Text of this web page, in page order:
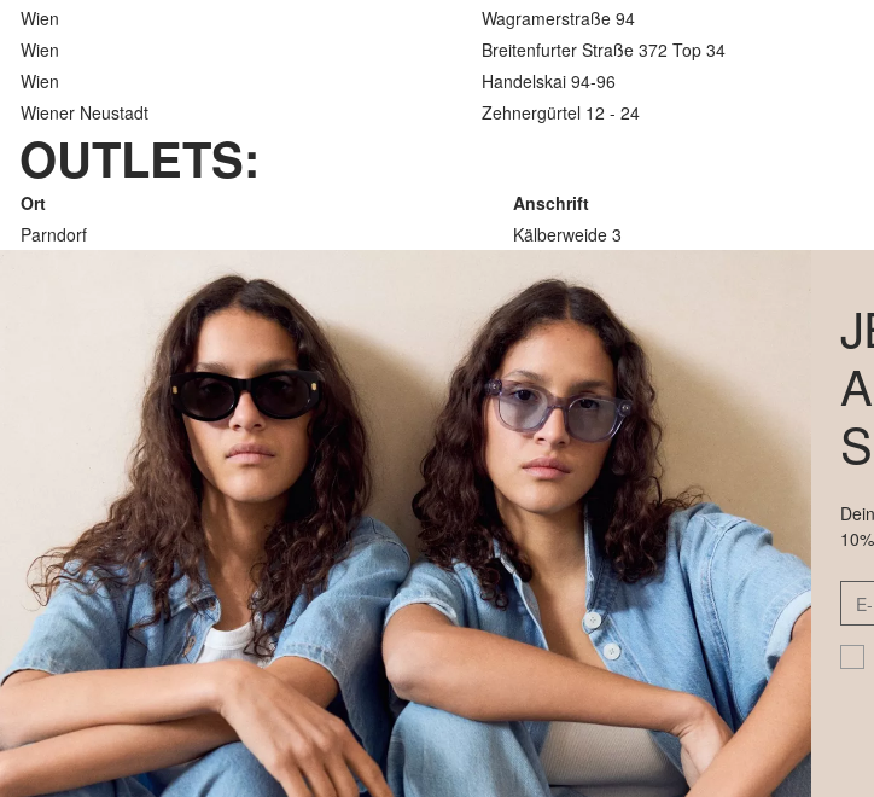
Wien
Wagramerstraße 94
Wien
Breitenfurter Straße 372 Top 34
Wien
Handelskai 94-96
Wiener Neustadt
Zehnergürtel 12 - 24
OUTLETS:
Ort Anschrift
Parndorf
Kälberweide 3